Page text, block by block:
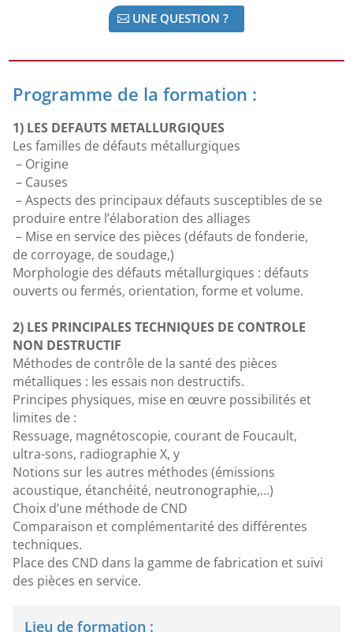
UNE QUESTION ?
Programme de la formation :
1) LES DEFAUTS METALLURGIQUES
Les familles de défauts métallurgiques
– Origine
– Causes
– Aspects des principaux défauts susceptibles de se
produire entre l’élaboration des alliages
– Mise en service des pièces (défauts de fonderie,
de corroyage, de soudage,)
Morphologie des défauts métallurgiques : défauts
ouverts ou fermés, orientation, forme et volume.
2) LES PRINCIPALES TECHNIQUES DE CONTROLE
NON DESTRUCTIF
Méthodes de contrôle de la santé des pièces
métalliques : les essais non destructifs.
Principes physiques, mise en œuvre possibilités et
limites de :
Ressuage, magnétoscopie, courant de Foucault,
ultra-sons, radiographie X, y
Notions sur les autres méthodes (émissions
acoustique, étanchéité, neutronographie,…)
Choix d’une méthode de CND
Comparaison et complémentarité des différentes
techniques.
Place des CND dans la gamme de fabrication et suivi
des pièces en service.
Lieu de formation :